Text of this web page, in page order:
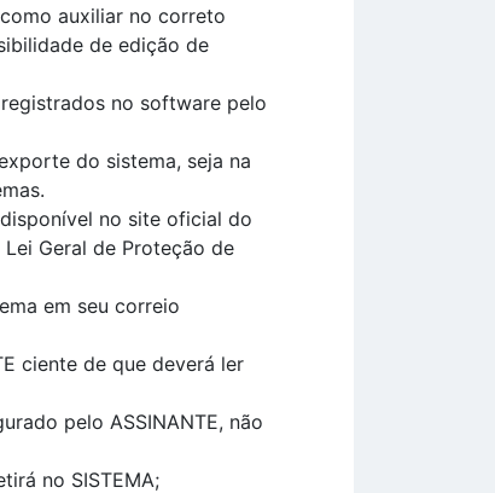
auxiliar no correto
de edição de
no software pelo
do sistema, seja na
no site oficial do
Geral de Proteção de
em seu correio
ciente de que deverá ler
pelo ASSINANTE, não
no SISTEMA;